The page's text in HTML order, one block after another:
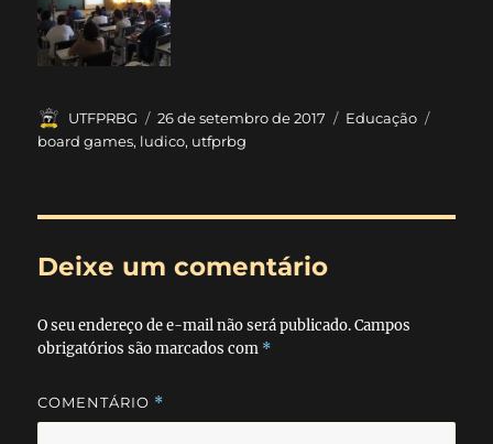
Autor
UTFPRBG
Publicado
em
26 de setembro de 2017 Categorias
Educação
board games, ludico, utfprbg
Deixe um comentário
O seu endereço de e-mail não será publicado. Campos
obrigatórios são marcados com *
COMENTÁRIO *